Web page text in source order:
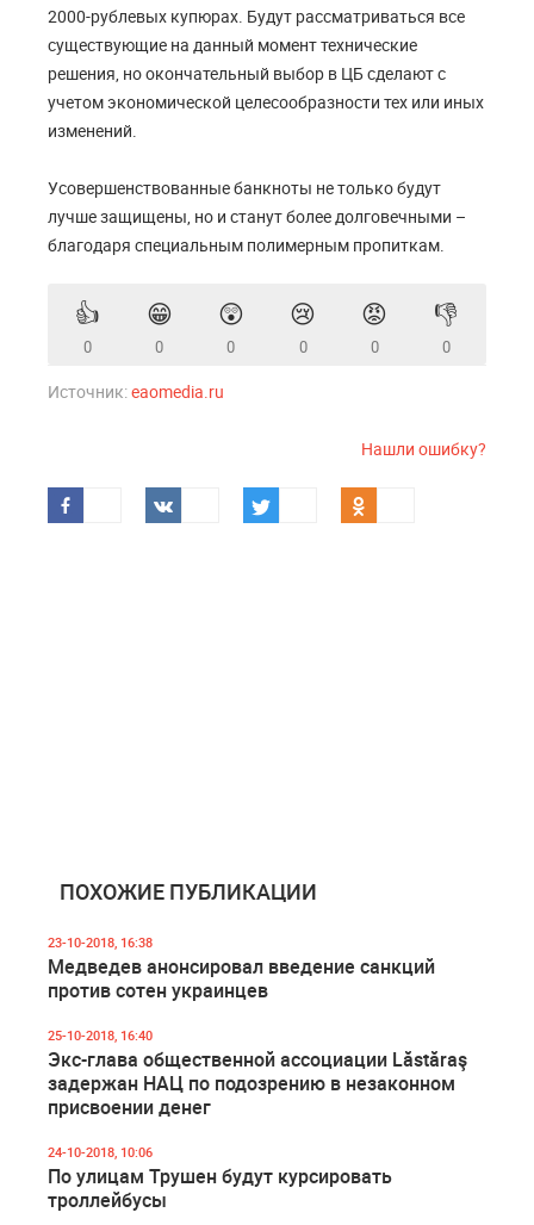
2000-рублевых купюрах. Будут рассматриваться все
существующие на данный момент технические
решения, но окончательный выбор в ЦБ сделают с
учетом экономической целесообразности тех или иных
изменений.
Усовершенствованные банкноты не только будут
лучше защищены, но и станут более долговечными –
благодаря специальным полимерным пропиткам.
👍
0
😁
0
😲
0
😢
0
😡
0
👎
0
Источник:eaomedia.ru
Нашли ошибку?
ПОХОЖИЕ ПУБЛИКАЦИИ
23-10-2018, 16:38
Медведев анонсировал введение санкций
против сотен украинцев
25-10-2018, 16:40
Экс-глава общественной ассоциации Lăstăraş
задержан НАЦ по подозрению в незаконном
присвоении денег
24-10-2018, 10:06
По улицам Трушен будут курсировать
троллейбусы